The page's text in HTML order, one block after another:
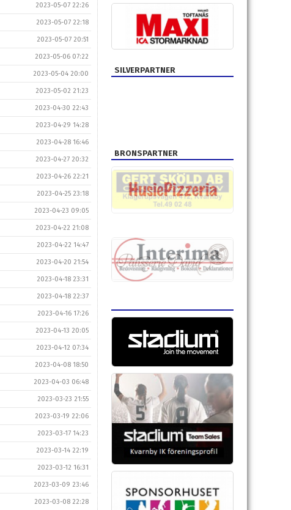
2023-05-07 22:26
2023-05-07 22:18
2023-05-07 20:51
2023-05-06 07:22
2023-05-04 20:00
2023-05-02 21:23
2023-04-30 22:43
2023-04-29 14:28
2023-04-28 16:46
2023-04-27 20:32
2023-04-26 22:21
2023-04-25 23:18
2023-04-23 09:05
2023-04-22 21:08
2023-04-22 14:47
2023-04-20 21:54
2023-04-18 23:31
2023-04-18 22:37
2023-04-16 17:26
2023-04-13 20:05
2023-04-12 07:34
2023-04-08 18:50
2023-04-03 06:48
2023-03-23 21:55
2023-03-19 22:06
2023-03-17 14:23
2023-03-14 22:19
2023-03-12 16:31
2023-03-09 23:46
2023-03-08 22:28
SILVERPARTNER
BRONSPARTNER